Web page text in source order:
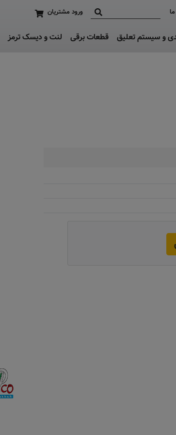
ورود مشتریان
و سیستم تعلیق قطعات برقی لنت و دیسک ترمز